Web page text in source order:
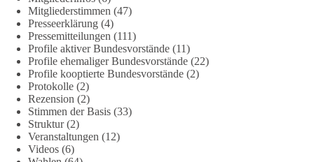
2 Tage(n) zuvor
🕊 Wir wollen den Krieg mit Russland nicht!
Am 20. Juni 2026 fand in Berlin am Brandenburger Tor die
Demonstration mit dem Motto „Russland ist nicht unser
Feind“ statt.
Hier ein Auszug aus der Rede von der
Bundestagsabgeordneten Sevim Dağdelen (BSW).
Mitgliederstimmen (47)
Presseerklärung (4)
Pressemitteilungen (111)
Profile aktiver Bundesvorstände (11)
Profile ehemaliger Bundesvorstände (22)
Profile kooptierte Bundesvorstände (2)
Protokolle (2)
Rezension (2)
Stimmen der Basis (33)
Struktur(2)
Veranstaltungen (12)
Videos (6)